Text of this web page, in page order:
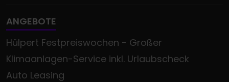
ANGEBOTE
Hülpert Festpreiswochen - Großer
Klimaanlagen-Service inkl. Urlaubscheck
Auto Leasing